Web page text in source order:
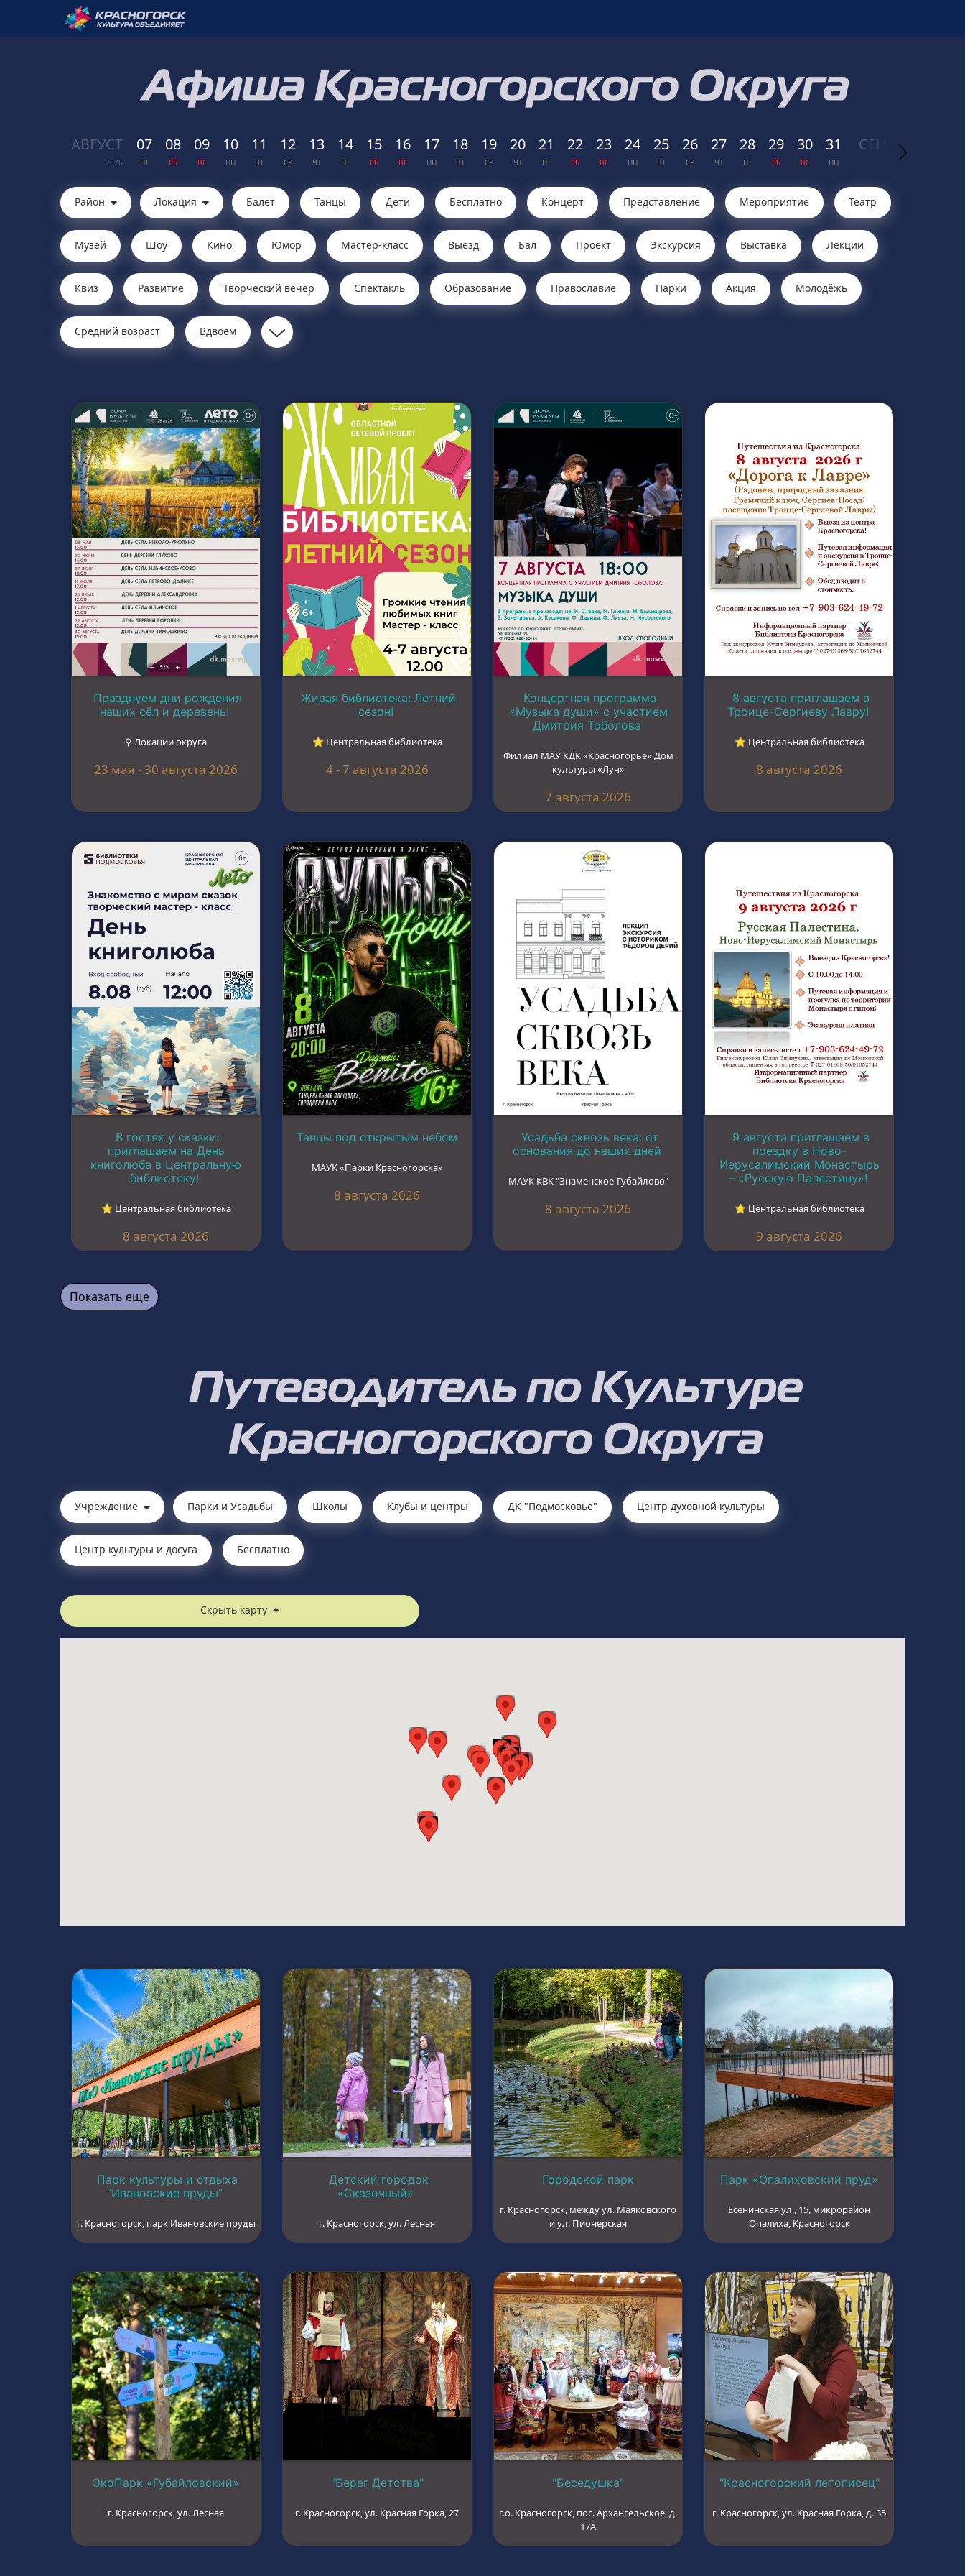
АВГУСТ
2026
07
ПТ
08
СБ
09
ВС
10
ПН
11
ВТ
12
СР
13
ЧТ
14
ПТ
15
СБ
16
ВС
17
ПН
18
ВТ
19
СР
20
ЧТ
21
ПТ
22
СБ
23
ВС
24
ПН
25
ВТ
26
СР
27
ЧТ
28
ПТ
29
СБ
30
ВС
31
ПН
СЕН ТЯБРЬ
Район Локация Балет Танцы Дети Бесплатно Концерт Представление Мероприятие Театр
Музей Шоу Кино Юмор Мастер-класс Выезд Бал Проект Экскурсия Выставка Лекции
Квиз Развитие Творческий вечер Cпектакль Образование Православие Парки Акция Молодёжь
Средний возраст Вдвоем
Празднуем дни рождения
наших сёл и деревень!
⚲ Локации округа
23 мая - 30 августа 2026
Живая библиотека: Летний
сезон!
⭐︎ Центральная библиотека
4 - 7 августа 2026
Концертная программа
«Музыка души» с участием
Дмитрия Тоболова
Филиал МАУ КДК «Красногорье» Дом
культуры «Луч»
7 августа 2026
8 августа приглашаем в
Троице-Сергиеву Лавру!
⭐︎ Центральная библиотека
8 августа 2026
В гостях у сказки:
приглашаем на День
книголюба в Центральную
библиотеку!
⭐︎ Центральная библиотека
8 августа 2026
Танцы под открытым небом
МАУК «Парки Красногорска»
8 августа 2026
Усадьба сквозь века: от
основания до наших дней
МАУК КВК "Знаменское-Губайлово"
8 августа 2026
9 августа приглашаем в
поездку в Ново-
Иерусалимский Монастырь
– «Русскую Палестину»!
⭐︎ Центральная библиотека
9 августа 2026
Показать еще
Учреждение Парки и Усадьбы Школы Клубы и центры ДК "Подмосковье" Центр духовной культуры
Центр культуры и досуга Бесплатно
Скрыть карту
Парк культуры и отдыха
“Ивановские пруды”
г. Красногорск, парк Ивановские пруды
Детский городок
«Сказочный»
г. Красногорск, ул. Лесная
Городской парк
г. Красногорск, между ул. Маяковского
и ул. Пионерская
Парк «Опалиховский пруд»
Есенинская ул., 15, микрорайон
Опалиха, Красногорск
ЭкоПарк «Губайловский»
г. Красногорск, ул. Лесная
"Берег Детства"
г. Красногорск, ул. Красная Горка, 27
"Беседушка"
г.о. Красногорск, пос. Архангельское, д.
17А
"Красногорский летописец"
г. Красногорск, ул. Красная Горка, д. 35